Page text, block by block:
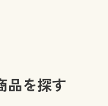
品を探す